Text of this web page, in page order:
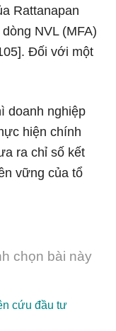
Rattanapan
NVL (MFA)
Đối với một
doanh nghiệp
hiện chính
ra chỉ số kết
vững của tổ
chọn bài này
cứu đầu tư